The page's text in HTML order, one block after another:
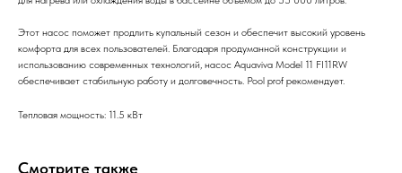
Этот насос поможет продлить купальный сезон и обеспечит высокий уровень
комфорта для всех пользователей. Благодаря продуманной конструкции и
использованию современных технологий, насос Aquaviva Model 11 FI11RW
обеспечивает стабильную работу и долговечность. Pool prof рекомендует.
Тепловая мощность: 11.5 кВт
Смотрите также